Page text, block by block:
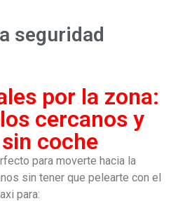
seguridad
por la zona:
cercanos y
coche
para moverte hacia la
sin tener que pelearte con el
para: